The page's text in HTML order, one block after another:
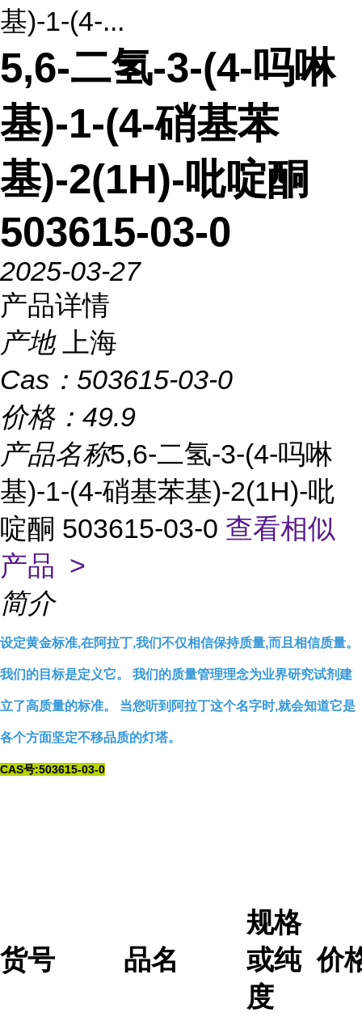
基)-1-(4-...
5,6-二氢-3-(4-吗啉
基)-1-(4-硝基苯
基)-2(1H)-吡啶酮
503615-03-0
2025-03-27
产品详情
产地
上海
Cas： 503615-03-0
价格： 49.9
产品名称5,6-二氢-3-(4-吗啉
基)-1-(4-硝基苯基)-2(1H)-吡
啶酮 503615-03-0 查看相似
产品 >
简介
设定黄金标准,在阿拉丁,我们不仅相信保持质量,而且相信质量。
我们的目标是定义它。 我们的质量管理理念为业界研究试剂建
立了高质量的标准。 当您听到阿拉丁这个名字时,就会知道它是
各个方面坚定不移品质的灯塔。
CAS号:503615-03-0
货号 品名
规格
或纯
度
价